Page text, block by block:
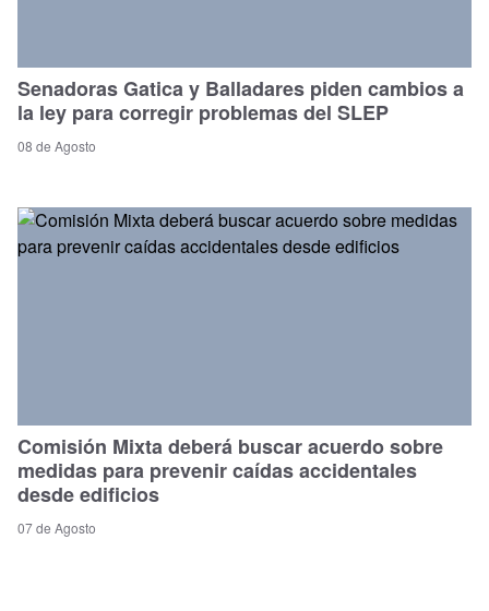
Senadoras Gatica y Balladares piden cambios a
la ley para corregir problemas del SLEP
08 de Agosto
Comisión Mixta deberá buscar acuerdo sobre
medidas para prevenir caídas accidentales
desde edificios
07 de Agosto